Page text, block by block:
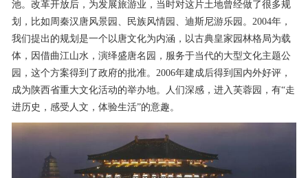
池。改革开放后，为发展旅游业，当时对这片土地曾经做了很多规
划，比如周秦汉唐风景园、民族风情园、迪斯尼游乐园。2004年，
我们提出的规划是一个以唐文化为内涵，以古典皇家园林格局为载
体，因借曲江山水，演绎盛唐名园，服务于当代的大型文化主题公
园，这个方案得到了政府的批准。2006年建成后得到国内外好评，
成为陕西省重大文化活动的举办地。人们深感，进入芙蓉园，有“走
进历史，感受人文，体验生活”的意趣。